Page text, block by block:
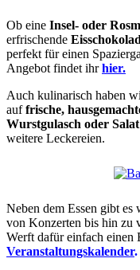
Ob eine Insel- oder
erfrischende
perfekt für einen
Angebot findet ihrhier.
Auch kulinarisch haben
auffrische,
Wurstgulasch oder
weitere Leckereien.
Neben dem Essen gibt es
von Konzerten bis hin zu
Werft dafür einfach einen
Veranstaltungskalender.